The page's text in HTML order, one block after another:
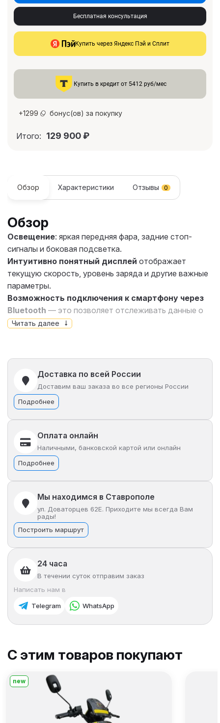
Бесплатная консультация
Купить через Яндекс Пэй и Сплит
Купить в кредит от 5412 руб/мес
+1299 бонус(ов) за покупку
Итого: 129 900₽
Обзор Характеристики Отзывы 0
Обзор
Освещение: яркая передняя фара, задние стоп-
сигналы и боковая подсветка.
Интуитивно понятный дисплей отображает
текущую скорость, уровень заряда и другие важные
параметры.
Возможность подключения к смартфону через
Bluetooth — это позволяет отслеживать данные о
поездке и управлять некоторыми функциями скутера
Звуковое сопровождениеповорота, аварийного
сигнала и заднего хода.
Электронный парковочный тормоз.
Сигнализационная система
бесключевого доступа.
Читать далее
Доставка по всей России
Доставим ваш заказа во все регионы России
Подробнее
Оплата онлайн
Наличными, банковской картой или онлайн
Подробнее
Мы находимся в Ставрополе
ул. Доваторцев 62Е. Приходите мы всегда Вам
рады!
Построить маршрут
24 часа
В течении суток отправим заказ
Написать нам в
Telegram WhatsApp
С этим товаров покупают
new